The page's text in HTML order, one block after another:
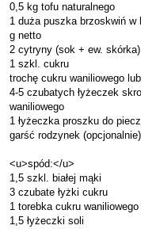
0,5 kg tofu naturalnego
1 duża puszka brzoskwiń w
g netto
2 cytryny (sok + ew. skórka)
1 szkl. cukru
trochę cukru waniliowego
4-5 czubatych łyżeczek
waniliowego
1 łyżeczka proszku do
garść rodzynek (opcjonalnie)
<u>spód:</u>
1,5 szkl. białej mąki
3 czubate łyżki cukru
1 torebka cukru
1,5 łyżeczki soli